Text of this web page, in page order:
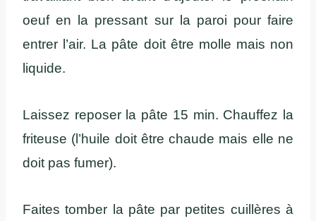
oeuf en la pressant sur la paroi pour faire
entrer l’air. La pâte doit être molle mais non
liquide.
Laissez reposer la pâte 15 min. Chauffez la
friteuse (l’huile doit être chaude mais elle ne
doit pas fumer).
Faites tomber la pâte par petites cuillères à